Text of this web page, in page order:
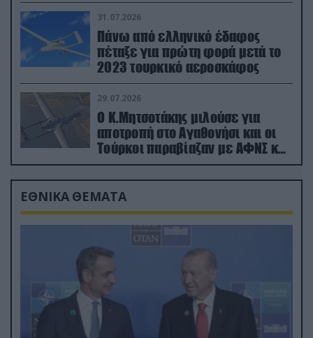
31.07.2026
Πάνω από ελληνικό έδαφος
πέταξε για πρώτη φορά μετά το
2023 τουρκικό αεροσκάφος
29.07.2026
Ο Κ.Μητσοτάκης μιλούσε για
αποτροπή στο Αγαθονήσι και οι
Τούρκοι παραβίαζαν με ΑΦΝΣ και
drone
ΕΘΝΙΚΑ ΘΕΜΑΤΑ